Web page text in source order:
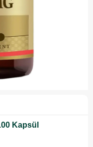
Kapsül